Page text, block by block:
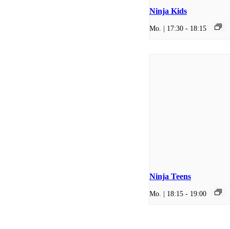
Ninja Kids
Mo. | 17:30 - 18:15
Ninja Teens
Mo. | 18:15 - 19:00